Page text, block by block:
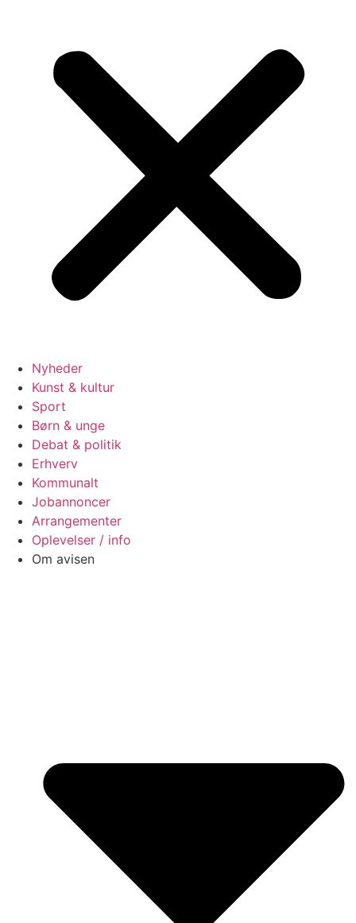
Nyheder
Kunst & kultur
Sport
Børn & unge
Debat & politik
Erhverv
Kommunalt
Jobannoncer
Arrangementer
Oplevelser / info
Om avisen